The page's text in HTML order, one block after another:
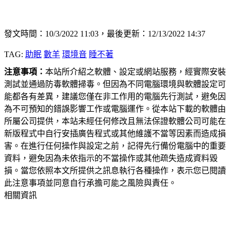
發文時間：10/3/2022 11:03，最後更新：12/13/2022 14:37
TAG: 助眠 數羊 環境音 睡不著
注意事項： 本站所介紹之軟體、設定或網站服務，經實際安裝
測試並通過防毒軟體掃毒。但因為不同電腦環境與軟體設定可
能都各有差異，建議您僅在非工作用的電腦先行測試，避免因
為不可預知的錯誤影響工作或電腦運作。從本站下載的軟體由
所屬公司提供，本站未經任何修改且無法保證軟體公司可能在
新版程式中自行安插廣告程式或其他維護不當等因素而造成損
害。在進行任何操作與設定之前，記得先行備份電腦中的重要
資料，避免因為未依指示的不當操作或其他疏失造成資料毀
損。當您依照本文所提供之訊息執行各種操作，表示您已閱讀
此注意事項並同意自行承擔可能之風險與責任。
相關資訊